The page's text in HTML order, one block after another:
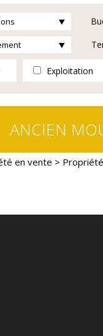
Exploitation
ANCIEN
en vente >